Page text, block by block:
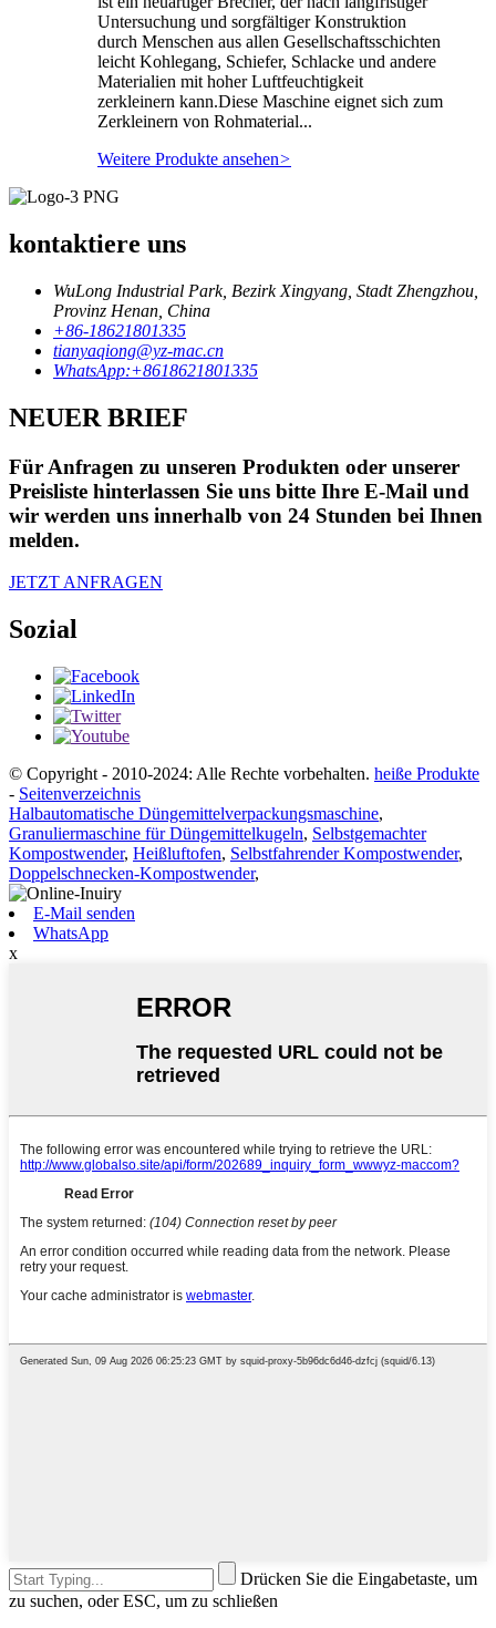
Untersuchung und sorgfältiger Konstruktion
durch Menschen aus allen Gesellschaftsschichten
leicht Kohlegang, Schiefer, Schlacke und andere
Materialien mit hoher Luftfeuchtigkeit
zerkleinern kann.Diese Maschine eignet sich zum
Zerkleinern von Rohmaterial...
Weitere Produkte ansehen>
kontaktiere uns
WuLong Industrial Park, Bezirk Xingyang, Stadt Zhengzhou,
Provinz Henan, China
+86-18621801335
tianyaqiong@yz-mac.cn
WhatsApp:+8618621801335
NEUER BRIEF
Für Anfragen zu unseren Produkten oder unserer
Preisliste hinterlassen Sie uns bitte Ihre E-Mail und
wir werden uns innerhalb von 24 Stunden bei Ihnen
melden.
JETZT ANFRAGEN
Sozial
© Copyright - 2010-2024: Alle Rechte vorbehalten. heiße Produkte
- Seitenverzeichnis
Halbautomatische Düngemittelverpackungsmaschine,
Granuliermaschine für Düngemittelkugeln, Selbstgemachter
Kompostwender, Heißluftofen, Selbstfahrender Kompostwender,
Doppelschnecken-Kompostwender,
E-Mail senden
WhatsApp
x
Drücken Sie die Eingabetaste, um
zu suchen, oder ESC, um zu schließen